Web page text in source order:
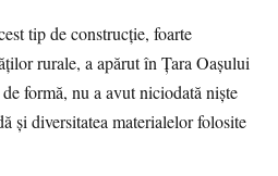
tip de construcție, foarte
rurale, a apărut în Țara Oașului
formă, nu a avut niciodată niște
și diversitatea materialelor folosite